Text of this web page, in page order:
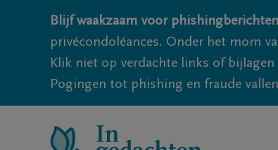
Blijf waakzaam voor
privécondoléances. Onder het mom
Klik niet op verdachte links of
Pogingen tot phishing en fraude